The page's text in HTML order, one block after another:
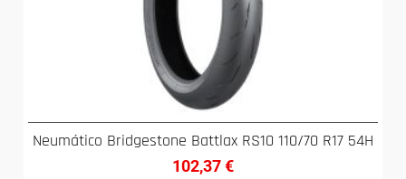
Neumático Bridgestone Battlax RS10 110/70 R17 54H
102,37€